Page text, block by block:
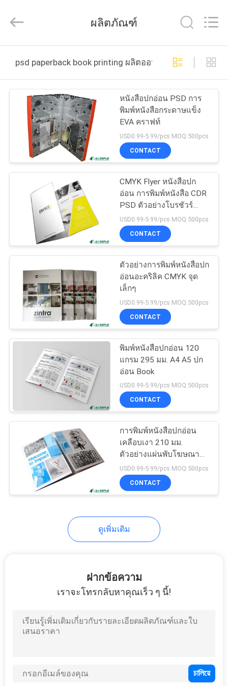
บ้าน
สินค้า
เกี่ยว
กับ
โรงงาน
ควบคุม
คุณภาพ
ติดต่อ
ขอ
เสนอ
ราคา
DISPLAY
ผลิตภัณฑ์
psd paperback book printing ผลิตออนไลน์
หนังสือปกอ่อน PSD การ
พิมพ์หนังสือกระดาษแข็ง
EVA คราฟท์
USD0.99-5.99/pcs MOQ:500pcs
CONTACT
CMYK Flyer หนังสือปก
อ่อน การพิมพ์หนังสือ CDR
PSD ตัวอย่างโบรชัวร์
โฆษณา Example
USD0.99-5.99/pcs MOQ:500pcs
CONTACT
ตัวอย่างการพิมพ์หนังสือปก
อ่อนอะคริลิค CMYK จุด
เล็กๆ
USD0.99-5.99/pcs MOQ:500pcs
CONTACT
พิมพ์หนังสือปกอ่อน 120
แกรม 295 มม. A4 A5 ปก
อ่อน Book
USD0.99-5.99/pcs MOQ:500pcs
CONTACT
การพิมพ์หนังสือปกอ่อน
เคลือบเงา 210 มม.
ตัวอย่างแผ่นพับโฆษณา
ด้านโฆษณา 120 แกรม
USD0.99-5.99/pcs MOQ:500pcs
CONTACT
ดูเพิ่มเติม
ฝากข้อความ
เราจะโทรกลับหาคุณเร็ว ๆ นี้!